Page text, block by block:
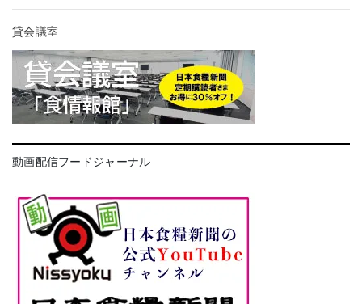
貸会議室
動画配信フードジャーナル